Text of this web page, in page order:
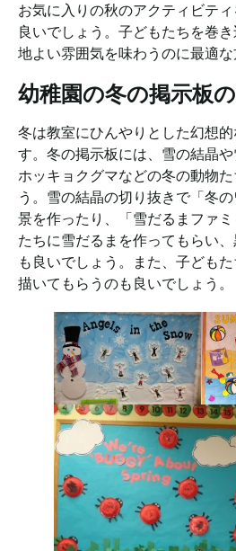
お気に入りの秋のアクティビテ
良いでしょう。子どもたちを巻
地よい雰囲気を味わうのに最適な
幼稚園の冬の掲示板
冬は教室にひんやりとした幻想
す。冬の掲示板には、雪の結晶
ホッキョクグマなどの冬の動物
う。雪の結晶の切り抜きで「冬
景を作ったり、「雪だるまファ
たちに雪だるまを作ってもらい
も良いでしょう。また、子ども
描いてもらうのも良いでしょう。